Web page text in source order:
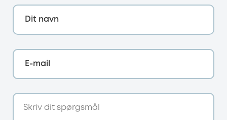
Dit navn
E-mail